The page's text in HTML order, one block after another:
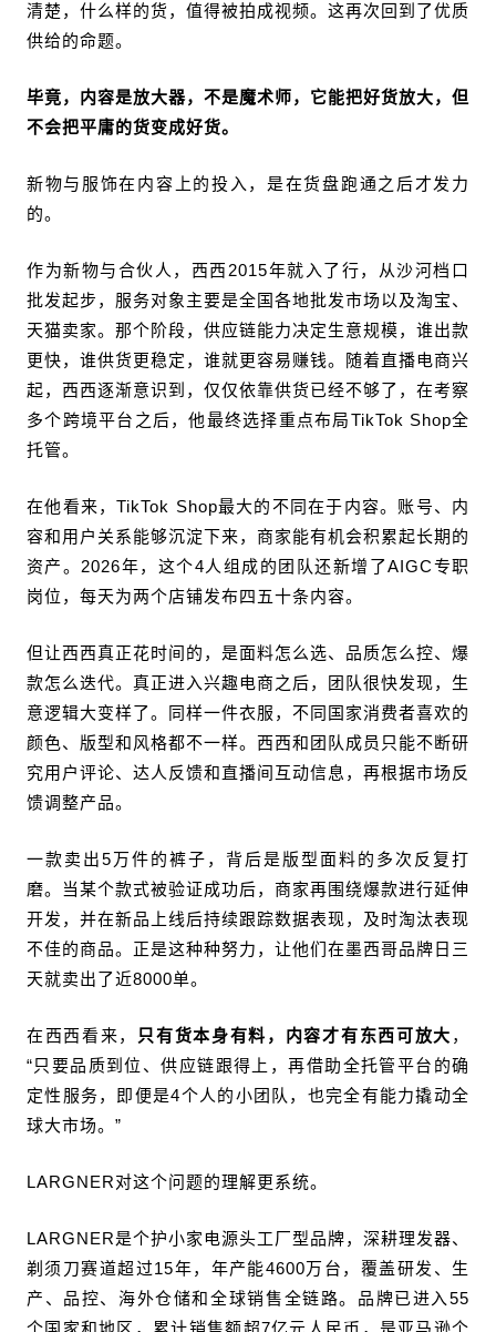
清楚，什么样的货，值得被拍成视频。这再次回到了优质
供给的命题。
毕竟， 内容是放大器，不是魔术师，它能把好货放大，但
不会把平庸的货变成好货。
新物与服饰在内容上的投入，是在货盘跑通之后才发力
的。
作为新物与合伙人，西西2015年就入了行，从沙河档口
批发起步，服务对象主要是全国各地批发市场以及淘宝、
天猫卖家。那个阶段，供应链能力决定生意规模，谁出款
更快，谁供货更稳定，谁就更容易赚钱。随着直播电商兴
起，西西逐渐意识到，仅仅依靠供货已经不够了，在考察
多个跨境平台之后，他最终选择重点布局TikTok Shop全
托管。
在他看来，TikTok Shop最大的不同在于内容。账号、内
容和用户关系能够沉淀下来，商家能有机会积累起长期的
资产。2026年，这个4人组成的团队还新增了AIGC专职
岗位，每天为两个店铺发布四五十条内容。
但让西西真正花时间的，是面料怎么选、品质怎么控、爆
款怎么迭代。真正进入兴趣电商之后，团队很快发现，生
意逻辑大变样了。同样一件衣服，不同国家消费者喜欢的
颜色、版型和风格都不一样。西西和团队成员只能不断研
究用户评论、达人反馈和直播间互动信息，再根据市场反
馈调整产品。
一款卖出5万件的裤子，背后是版型面料的多次反复打
磨。当某个款式被验证成功后，商家再围绕爆款进行延伸
开发，并在新品上线后持续跟踪数据表现，及时淘汰表现
不佳的商品。正是这种种努力，让他们在墨西哥品牌日三
天就卖出了近8000单。
在西西看来， 只有货本身有料，内容才有东西可放大 ，
“只要品质到位、供应链跟得上，再借助全托管平台的确
定性服务，即便是4个人的小团队，也完全有能力撬动全
球大市场。”
LARGNER对这个问题的理解更系统。
LARGNER是个护小家电源头工厂型品牌，深耕理发器、
剃须刀赛道超过15年，年产能4600万台，覆盖研发、生
产、品控、海外仓储和全球销售全链路。品牌已进入55